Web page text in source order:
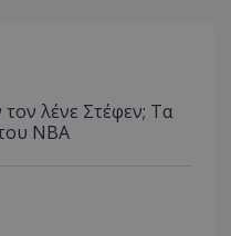
τον λένε Στέφεν; Τα
NBA